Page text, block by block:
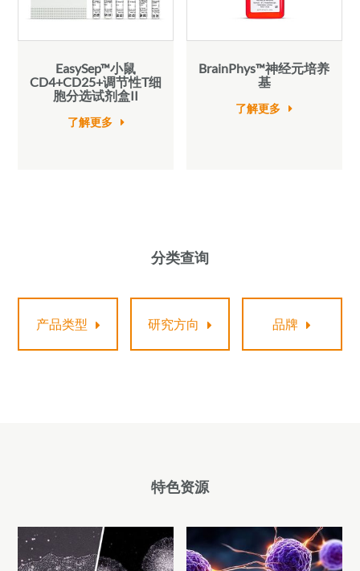
EasySep™小鼠
CD4+CD25+调节性T细
胞分选试剂盒II
了解更多
BrainPhys™神经元培养
基
了解更多
分类查询
产品类型 研究方向 品牌
特色资源